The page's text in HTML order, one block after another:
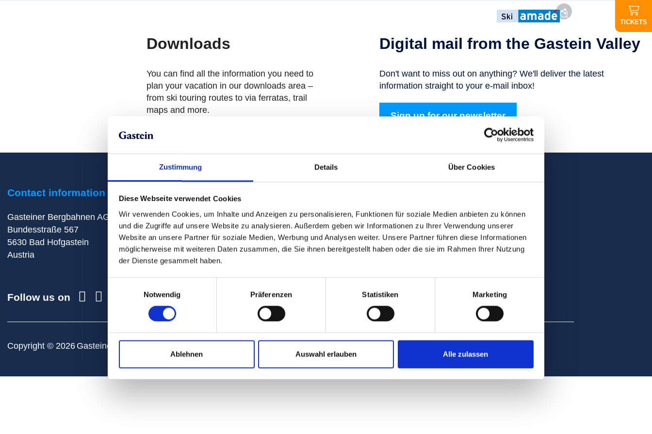
Zustimmung Details Über Cookies
Diese Webseite verwendet Cookies
Wir verwenden Cookies, um Inhalte und Anzeigen zu personalisieren, Funktionen für soziale Medien anbieten zu können
und die Zugriffe auf unsere Website zu analysieren. Außerdem geben wir Informationen zu Ihrer Verwendung unserer
Website an unsere Partner für soziale Medien, Werbung und Analysen weiter. Unsere Partner führen diese Informationen
möglicherweise mit weiteren Daten zusammen, die Sie ihnen bereitgestellt haben oder die sie im Rahmen Ihrer Nutzung
der Dienste gesammelt haben.
Notwendig
Präferenzen Statistiken Marketing
Ablehnen Auswahl erlauben Alle zulassen
TICKETS
Downloads
You can find all the information you need to
plan your vacation in our downloads area –
from ski touring routes to via ferratas, trail
maps and more.
Digital mail from the Gastein Valley
Don't want to miss out on anything? We'll deliver the latest
information straight to your e-mail inbox!
Sign up for our newsletter
Contact information
Gasteiner Bergbahnen AG
Bundesstraße 567
5630 Bad Hofgastein
Austria
Follow us on
Do you have any
questions?
+43 6432 6455
info@skigastein.com
Plan your route to the resort
Sustainability
Newsletter
B2B
Press portal
Copyright © 2026Gasteiner Bergbahnen AG